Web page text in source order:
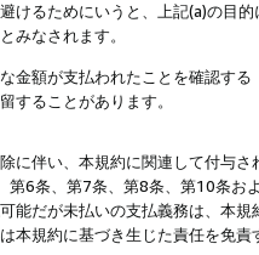
けるためにいうと、上記(a)の目
みなされます。
金額が支払われたことを確認す
することがあります。
に伴い、本規約に関連して付与
第6条、第7条、第8条、第10条お
能だが未払いの支払義務は、本
本規約に基づき生じた責任を免